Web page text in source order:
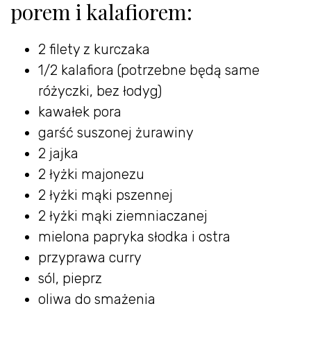
porem i kalafiorem:
2 filety z kurczaka
1/2 kalafiora (potrzebne będą same
różyczki, bez łodyg)
kawałek pora
garść suszonej żurawiny
2 jajka
2 łyżki majonezu
2 łyżki mąki pszennej
2 łyżki mąki ziemniaczanej
mielona papryka słodka i ostra
przyprawa curry
sól, pieprz
oliwa do smażenia